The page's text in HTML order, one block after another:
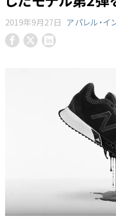
2019年9月27日 アパレル・